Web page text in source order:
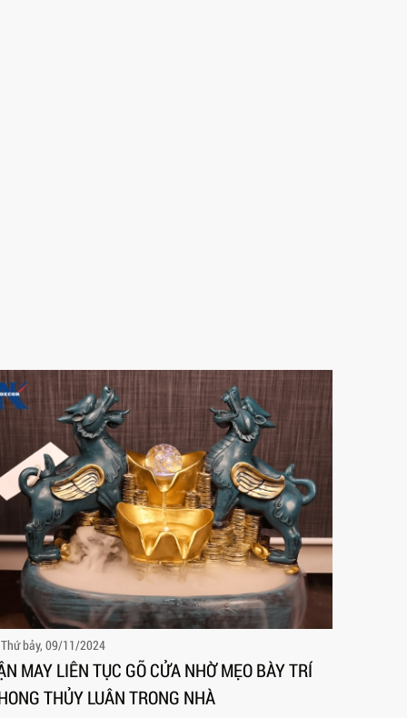
Thứ bảy, 09/11/2024
MAY LIÊN TỤC GÕ CỬA NHỜ MẸO BÀY TRÍ
THỦY LUÂN TRONG NHÀ